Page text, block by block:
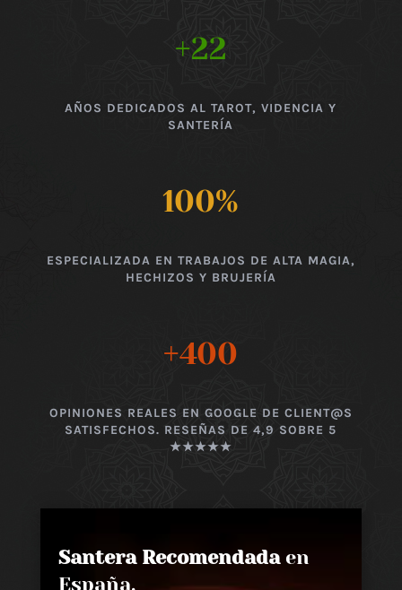
+22
AÑOS DEDICADOS AL TAROT, VIDENCIA Y
SANTERÍA
100%
ESPECIALIZADA EN TRABAJOS DE ALTA MAGIA,
HECHIZOS Y BRUJERÍA
+400
OPINIONES REALES EN GOOGLE DE CLIENT@S
SATISFECHOS. RESEÑAS DE 4,9 SOBRE 5
★★★★★
Santera Recomendadaen
España,